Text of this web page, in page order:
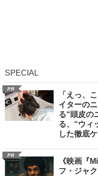
SPECIAL
PR
「えっ、
イターの
る“頭皮の
る、“ウィ
した徹底
PR
《映画『
フ・ジャ